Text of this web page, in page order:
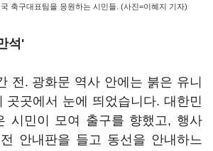
축구대표팀을 응원하는 시민들. (사진=이혜지 기자)
석'
전. 광화문 역사 안에는 붉은 유니
곳곳에서 눈에 띄었습니다. 대한민
시민이 모여 출구를 향했고, 행사
안내판을 들고 동선을 안내하느